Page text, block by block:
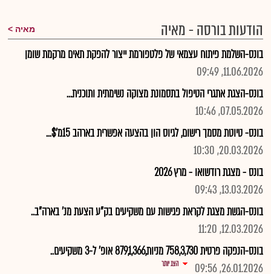
הודעות בורסה - מאיה
מאיה
בונס-השלמת פיתוח עצמאי של פלטפורמת ייצור להפקת תאים מרקמת שומן
11.06.2026, 09:49
בונס-הצגת אתגרי הטיפול בתסמונת מצוקה נשימתית ותוכנית...
07.05.2026, 10:46
בונס- טיוטת מסמך רישום, לגיוס הון בהצעה אפשרית בארהב 15מ'$...
20.03.2026, 10:30
בונס - מצגת רודשואו - מרץ 2026
13.03.2026, 09:43
בונס-הגשת מצגת לקראת פגישות עם משקיעים בק"ע הצעת מנ' בארה"ב..
12.03.2026, 11:20
בונס-הנפקה פרטית 758,3,730 מניות,879,1,366 אופ' ל-3 משקיעים..
26.01.2026, 09:56
הצג יותר